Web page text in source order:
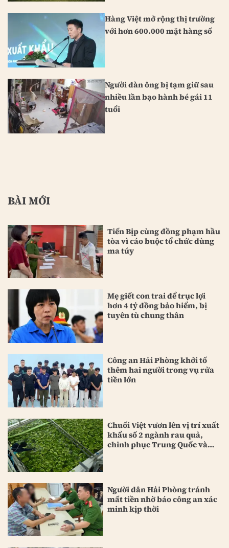
Hàng Việt mở rộng thị trường
với hơn 600.000 mặt hàng số
Người đàn ông bị tạm giữ sau
nhiều lần bạo hành bé gái 11
tuổi
BÀI MỚI
Tiến Bịp cùng đồng phạm hầu
tòa vì cáo buộc tổ chức dùng
ma túy
Mẹ giết con trai để trục lợi
hơn 4 tỷ đồng bảo hiểm, bị
tuyên tù chung thân
Công an Hải Phòng khởi tố
thêm hai người trong vụ rửa
tiền lớn
Chuối Việt vươn lên vị trí xuất
khẩu số 2 ngành rau quả,
chinh phục Trung Quốc và
Người dân Hải Phòng tránh
mất tiền nhờ báo công an xác
minh kịp thời